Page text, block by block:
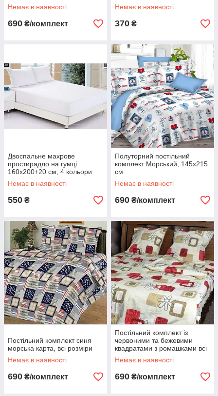
Немає в наявності
690 ₴/комплект
Немає в наявності
370 ₴
Двоспальне махрове
простирадло на гумці
160х200+20 см, 4 кольори
Немає в наявності
550 ₴
Полуторний постільний
комплект Морський, 145х215
см
Немає в наявності
690 ₴/комплект
Постільний комплект синя
морська карта, всі розміри
Немає в наявності
690 ₴/комплект
Постільний комплект із
червоними та бежевими
квадратами з ромашками всі
розміри
Немає в наявності
690 ₴/комплект